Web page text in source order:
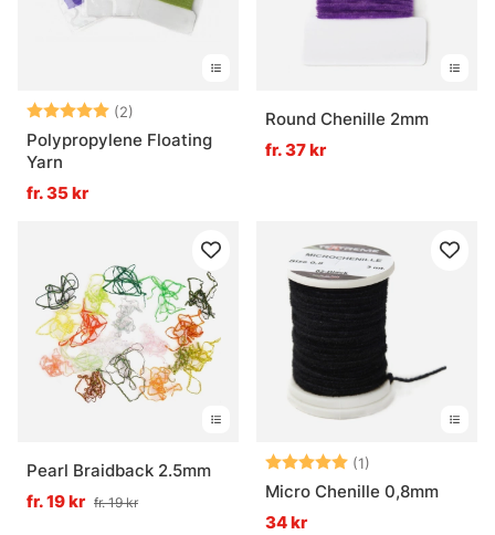
Betyg: (2)
5.0 utav 5 stjärnor
Polypropylene Floating
Yarn
fr. 35 kr
Round Chenille 2mm
fr. 37 kr
Pearl Braidback 2.5mm
fr. 19 kr fr. 19 kr
Betyg: (1)
Micro Chenille 0,8mm
34 kr